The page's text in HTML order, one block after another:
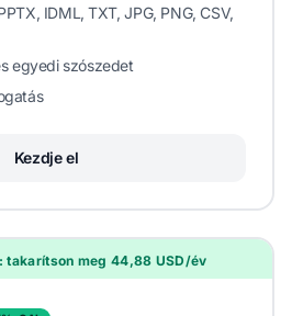
IDML, TXT, JPG, PNG, CSV,
egyedi szószedet
Kezdje el
takarítson meg 44,88 USD/év